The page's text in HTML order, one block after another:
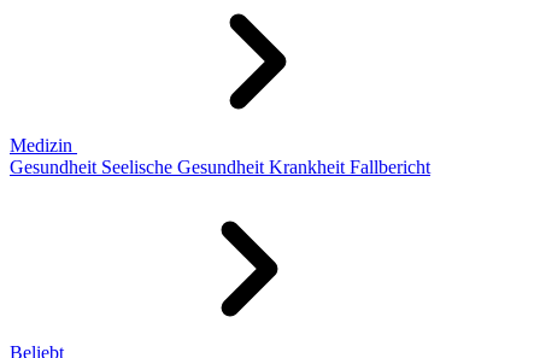
Medizin
Gesundheit Seelische Gesundheit Krankheit Fallbericht
Beliebt